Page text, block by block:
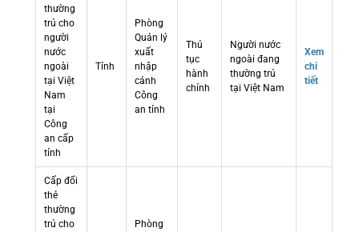
thường
trú cho
người
nước
ngoài
tại Việt
Nam
tại
Công
an cấp
tỉnh
Tỉnh
Phòng
Quản lý
xuất
nhập
cảnh
Công
an tỉnh
Thủ
tục
hành
chính
Người nước
ngoài đang
thường trú
tại Việt Nam
Xem
chi
tiết
Cấp đổi
thẻ
thường
trú cho
Phòng